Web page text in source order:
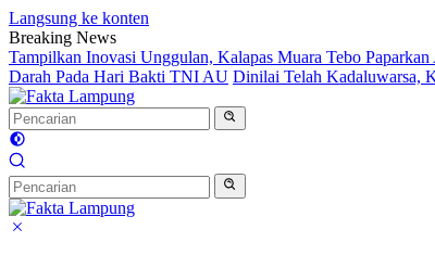
Langsung ke konten
Breaking News
Tampilkan Inovasi Unggulan, Kalapas Muara Tebo
Darah Pada Hari Bakti TNI AU Dinilai Telah Kadaluwarsa,